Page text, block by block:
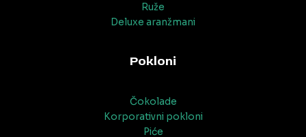
Ruže
Deluxe aranžmani
Pokloni
Čokolade
Korporativni pokloni
Piće